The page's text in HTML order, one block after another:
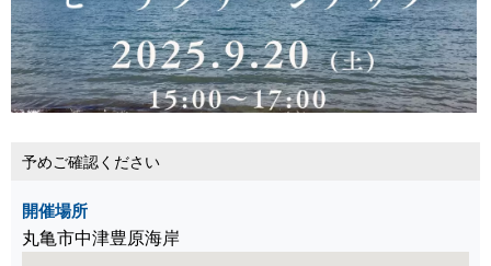
予めご確認ください
開催場所
丸亀市中津豊原海岸